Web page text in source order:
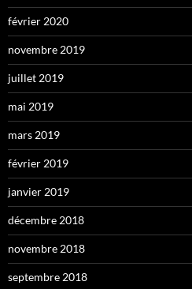
février 2020
novembre 2019
juillet 2019
mai 2019
mars 2019
février 2019
janvier 2019
décembre 2018
novembre 2018
septembre 2018